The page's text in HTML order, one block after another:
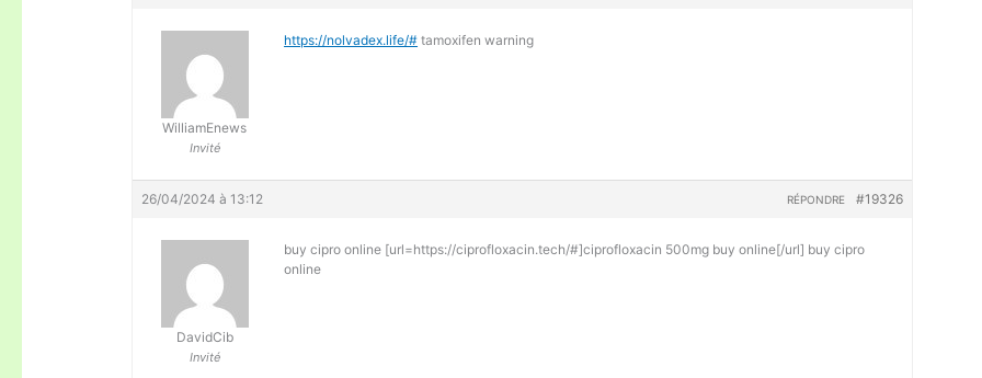
WilliamEnews
Invité
https://nolvadex.life/# tamoxifen warning
26/04/2024 à 13:12 #19326
RÉPONDRE
DavidCib
Invité
buy cipro online [url=https://ciprofloxacin.tech/#]ciprofloxacin 500mg buy online[/url] buy cipro
online